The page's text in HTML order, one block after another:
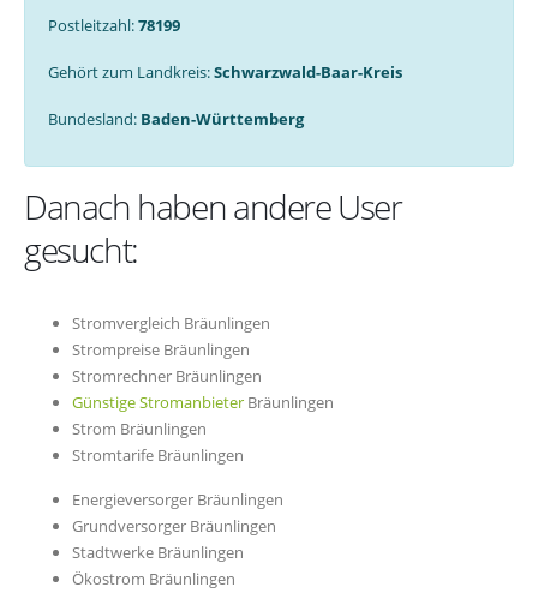
Postleitzahl:78199
Gehört zum Landkreis:Schwarzwald-Baar-Kreis
Bundesland: Baden-Württemberg
Danach haben andere User
gesucht:
Stromvergleich Bräunlingen
Strompreise Bräunlingen
Stromrechner Bräunlingen
Günstige Stromanbieter Bräunlingen
Strom Bräunlingen
Stromtarife Bräunlingen
Energieversorger Bräunlingen
Grundversorger Bräunlingen
Stadtwerke Bräunlingen
Ökostrom Bräunlingen